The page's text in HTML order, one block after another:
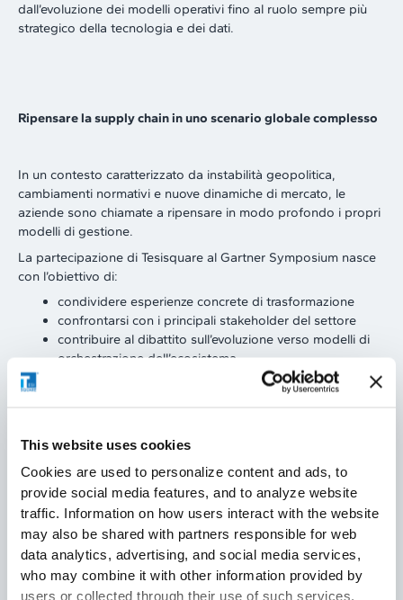
This website uses cookies
Cookies are used to personalize content and ads, to
provide social media features, and to analyze website
traffic. Information on how users interact with the website
may also be shared with partners responsible for web
data analytics, advertising, and social media services,
who may combine it with other information provided by
users or collected through their use of such services.
dall’evoluzione dei modelli operativi fino al ruolo sempre più
strategico della tecnologia e dei dati.
Ripensare la supply chain in uno scenario globale complesso
In un contesto caratterizzato da instabilità geopolitica,
cambiamenti normativi e nuove dinamiche di mercato, le
aziende sono chiamate a ripensare in modo profondo i propri
modelli di gestione.
La partecipazione di Tesisquare al Gartner Symposium nasce
con l’obiettivo di:
condividere esperienze concrete di trasformazione
confrontarsi con i principali stakeholder del settore
contribuire al dibattito sull’evoluzione verso modelli di
orchestrazione dell’ecosistema
L’obiettivo è trasmettere un messaggio chiaro: la supply chain
Il caso Lavazza: un percorso concreto di trasformazione della
supply chain